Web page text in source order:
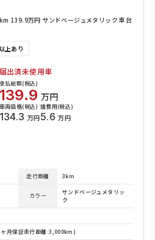
139.9万円 サンドベージュメタリック 車台
上あり
届出済未使用車
支払総額(税込)
139.9 万円
車両価格(税込)
134.3 万円
諸費用(税込)
5.6 万円
走行距離 3km
カラー
サンドベージュメタリッ
ク
月保証走行距離:3,000km)